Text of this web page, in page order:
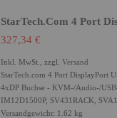
StarTech.com 4 Port
327,34 €
Inkl. MwSt., zzgl. Versand
StarTech.com 4 Port DisplayPort
4xDP Buchse - KVM-/Audio-/
IM12D1500P, SV431RACK,
Versandgewicht: 1.62 kg